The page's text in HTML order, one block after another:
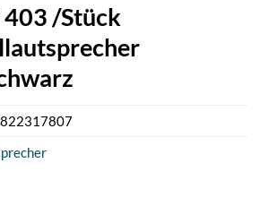
403 /Stück